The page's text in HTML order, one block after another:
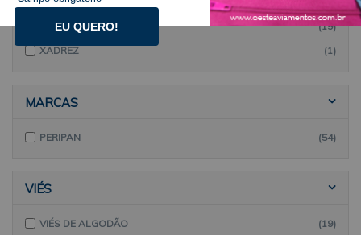
VIÉS DE ALGODÃO
(19)
XADREZ
(1)
MARCAS
PERIPAN (54)
VIÉS
VIÉS DE ALGODÃO (19)
EU QUERO!